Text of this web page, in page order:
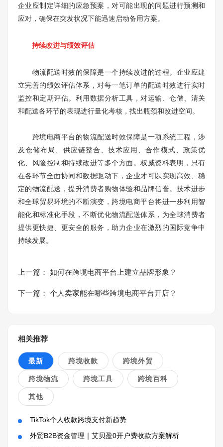
企业应制定详细的应急预案，对可能出现的问题进行预测和
应对，确保在突发状况下能迅速启动备用方案。
持续改进与绩效评估
物流配送时效的保障是一个持续改进的过程。企业应建
立完善的绩效评估体系，对每一笔订单的配送时效进行实时
监控和定期评估。利用数据分析工具，对运输、仓储、清关
和配送各环节的表现进行量化考核，找出瓶颈和改进空间。
跨境电商平台的物流配送时效保障是一项系统工程，涉
及仓储布局、供应链整合、技术应用、合作模式、政策优
化、风险控制和持续改进等多个方面。权威资料表明，只有
在各环节全面协同和数据驱动下，企业才可以实现高效、稳
定的物流配送，提升消费者购物体验和品牌信誉。技术进步
和全球贸易环境的不断演变，跨境电商平台将进一步利用智
能化和标准化手段，不断优化物流配送体系，为全球消费者
提供更快捷、更安全的服务，助力企业在激烈的国际竞争中
持续发展。
上一篇： 如何在跨境电商平台上建立品牌形象？
下一篇： 个人卖家能在哪些跨境电商平台开店？
相关推荐
最新 跨境收款 跨境外贸
跨境物流 跨境工具 跨境百科
其他
TikTok个人收款跨境支付新趋势
外贸B2B资金管理｜艾贝盈0开户费收款方案解析